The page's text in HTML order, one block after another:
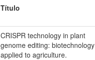
Título
CRISPR technology in plant
genome editing: biotechnology
applied to agriculture.